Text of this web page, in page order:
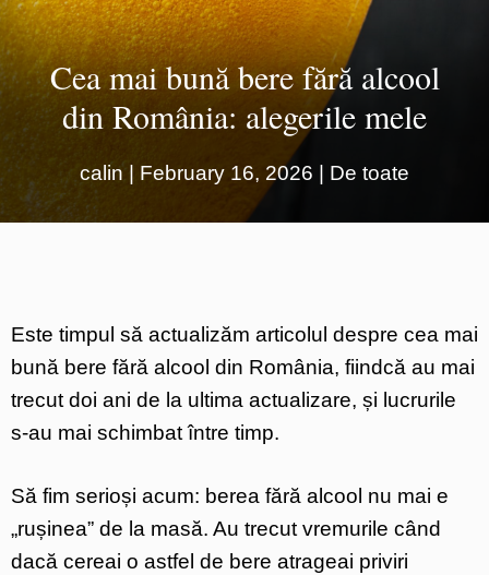
Cea mai bună bere fără alcool
din România: alegerile mele
calin | February 16, 2026 | De toate
Este timpul să actualizăm articolul despre cea mai
bună bere fără alcool din România, fiindcă au mai
trecut doi ani de la ultima actualizare, și lucrurile
s-au mai schimbat între timp.
Să fim serioși acum: berea fără alcool nu mai e
„rușinea” de la masă. Au trecut vremurile când
dacă cereai o astfel de bere atrageai priviri